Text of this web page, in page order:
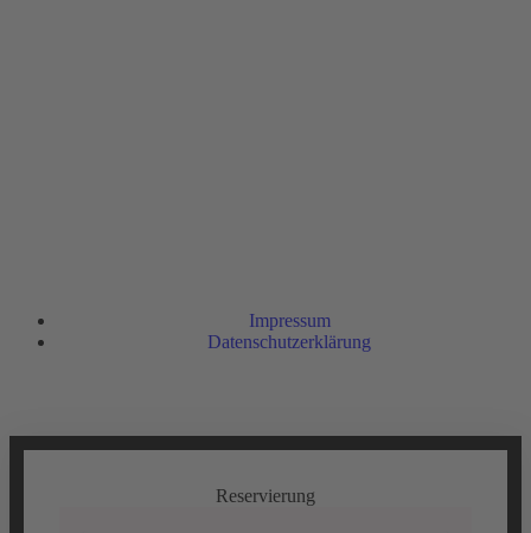
Impressum
Datenschutzerklärung
Reservierung